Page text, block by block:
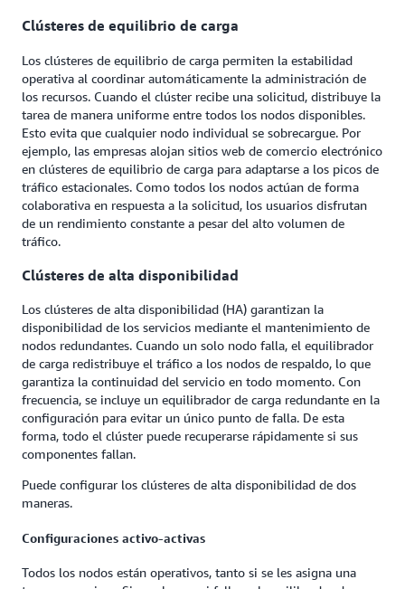
Clústeres de equilibrio de carga
Los clústeres de equilibrio de carga permiten la estabilidad
operativa al coordinar automáticamente la administración de
los recursos. Cuando el clúster recibe una solicitud, distribuye la
tarea de manera uniforme entre todos los nodos disponibles.
Esto evita que cualquier nodo individual se sobrecargue. Por
ejemplo, las empresas alojan sitios web de comercio electrónico
en clústeres de equilibrio de carga para adaptarse a los picos de
tráfico estacionales. Como todos los nodos actúan de forma
colaborativa en respuesta a la solicitud, los usuarios disfrutan
de un rendimiento constante a pesar del alto volumen de
tráfico.
Clústeres de alta disponibilidad
Los clústeres de alta disponibilidad (HA) garantizan la
disponibilidad de los servicios mediante el mantenimiento de
nodos redundantes. Cuando un solo nodo falla, el equilibrador
de carga redistribuye el tráfico a los nodos de respaldo, lo que
garantiza la continuidad del servicio en todo momento. Con
frecuencia, se incluye un equilibrador de carga redundante en la
configuración para evitar un único punto de falla. De esta
forma, todo el clúster puede recuperarse rápidamente si sus
componentes fallan.
Puede configurar los clústeres de alta disponibilidad de dos
maneras.
Configuraciones activo-activas
Todos los nodos están operativos, tanto si se les asigna una